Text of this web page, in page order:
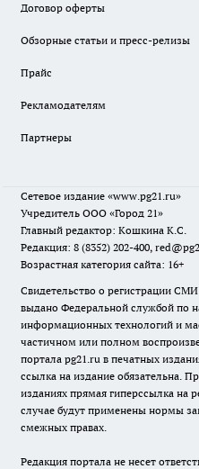
Договор оферты
Обзорные статьи и пресс-релизы
Прайс
Рекламодателям
Партнеры
Сетевое издание «www.pg21.ru»
Учредитель ООО «Город 21»
Главный редактор: Кошкина К.С.
Редакция: 8 (8352) 202-400,
Возрастная категория сайта: 16+
Свидетельство о регистрации
выдано Федеральной службой по
информационных технологий и
частичном или полном
портала pg21.ru в печатных
ссылка на издание обязательна.
изданиях прямая гиперссылка на
случае будут применены нормы
смежных правах.
Редакция портала не несет